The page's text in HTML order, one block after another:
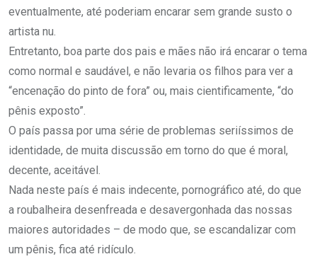
eventualmente, até poderiam encarar sem grande susto o
artista nu.
Entretanto, boa parte dos pais e mães não irá encarar o tema
como normal e saudável, e não levaria os filhos para ver a
“encenação do pinto de fora” ou, mais cientificamente, “do
pênis exposto”.
O país passa por uma série de problemas seriíssimos de
identidade, de muita discussão em torno do que é moral,
decente, aceitável.
Nada neste país é mais indecente, pornográfico até, do que
a roubalheira desenfreada e desavergonhada das nossas
maiores autoridades – de modo que, se escandalizar com
um pênis, fica até ridículo.